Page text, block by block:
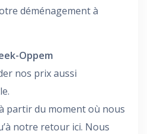
déménagement à
Oppem
nos prix aussi
partir du moment où nous
notre retour ici. Nous